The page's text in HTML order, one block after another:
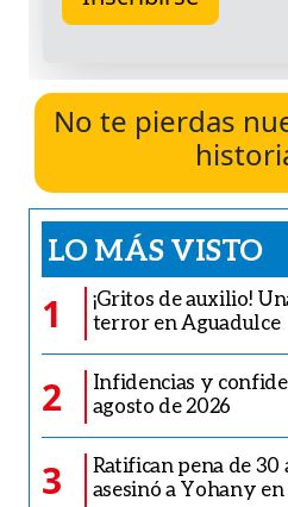
No te pierdas
LO MÁS VISTO
1
¡Gritos de auxilio!
terror en Aguadulce
2
Infidencias y
agosto de 2026
3
Ratifican pena de 30
asesinó a Yohany